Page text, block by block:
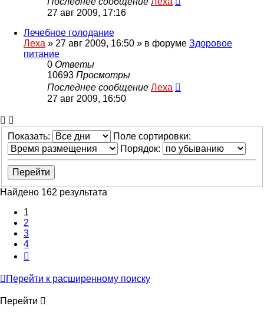
27 авг 2009, 17:16
Лечебное голодание
Леха » 27 авг 2009, 16:50 » в форуме Здоровое
питание
0 Ответы
10693 Просмотры
Последнее сообщение Леха
27 авг 2009, 16:50
Показать:
Поле сортировки:
Порядок:
Найдено 162 результата
1
2
3
4
Перейти к расширенному поиску
Перейти